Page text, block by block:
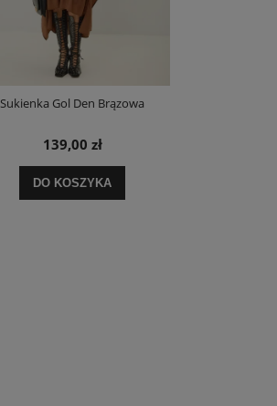
Sukienka Gol Den Brązowa
139,00 zł
DO KOSZYKA